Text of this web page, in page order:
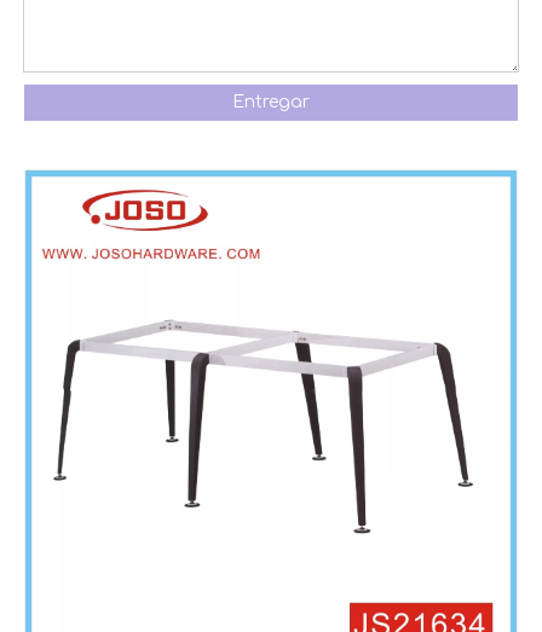
Entregar